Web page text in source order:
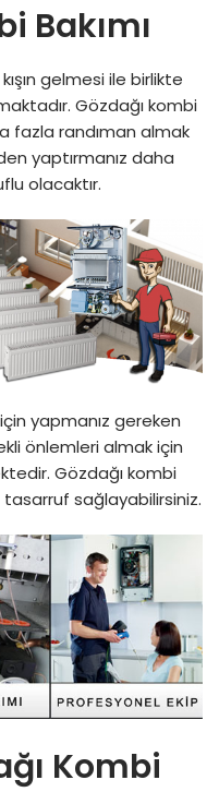
Bakımı
gelmesi ile birlikte
Gözdağı kombi
fazla randıman almak
yaptırmanız daha
olacaktır.
yapmanız gereken
önlemleri almak için
Gözdağı kombi
tasarruf sağlayabilirsiniz.
Kombi